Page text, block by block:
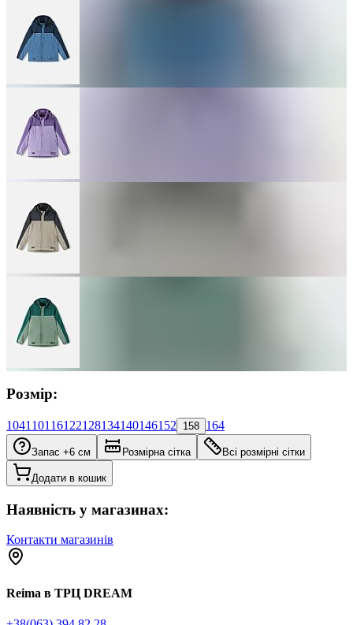
Розмір:
104110116122128134140146152 158 164
Запас +6 см Розмірна сітка Всі розмірні сітки
Додати в кошик
Наявність у магазинах:
Контакти магазинів
Reima в ТРЦ DREAM